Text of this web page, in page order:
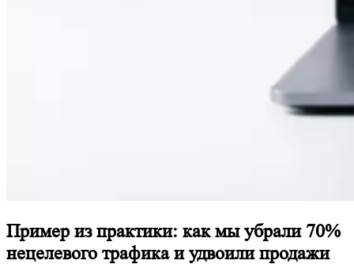
Пример из практики: как мы убрали 70%
нецелевого трафика и удвоили продажи